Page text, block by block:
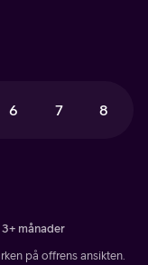
6 7 8
månader
på offrens ansikten.